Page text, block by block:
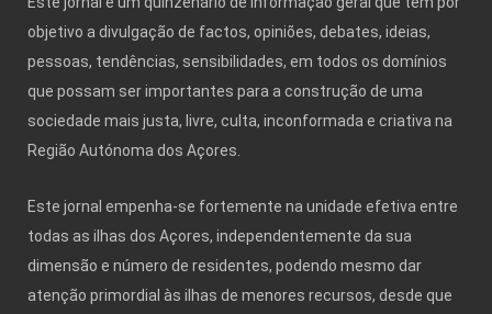
objetivo a divulgação de factos, opiniões, debates, ideias,
pessoas, tendências, sensibilidades, em todos os domínios
que possam ser importantes para a construção de uma
sociedade mais justa, livre, culta, inconformada e criativa na
Região Autónoma dos Açores.
Este jornal empenha-se fortemente na unidade efetiva entre
todas as ilhas dos Açores, independentemente da sua
dimensão e número de residentes, podendo mesmo dar
atenção primordial às ilhas de menores recursos, desde que